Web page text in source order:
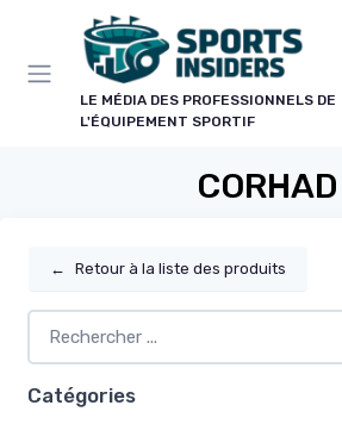
LE MÉDIA DES PROFESSIONNELS DE
L'ÉQUIPEMENT SPORTIF
CORHAD
← Retour à la liste des produits
Catégories
Panneau de gestion des cookies